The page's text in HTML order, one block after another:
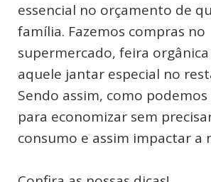
essencial no orçamento de
família. Fazemos compras no
supermercado, feira
aquele jantar especial no
Sendo assim, como
para economizar sem
consumo e assim impactar a